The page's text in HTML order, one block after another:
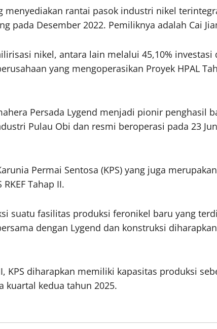
menyediakan rantai pasok industri nikel
pada Desember 2022. Pemiliknya adalah Cai
nikel, antara lain melalui 45,10% investasi
yang mengoperasikan Proyek HPAL
Persada Lygend menjadi pionir penghasil
Pulau Obi dan resmi beroperasi pada 23
Permai Sentosa (KPS) yang juga
Tahap II.
suatu fasilitas produksi feronikel baru yang
dengan Lygend dan konstruksi
KPS diharapkan memiliki kapasitas produksi
kuartal kedua tahun 2025.